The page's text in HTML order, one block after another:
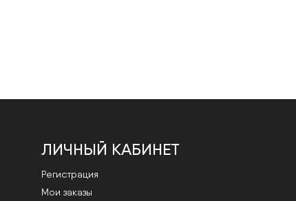
ЛИЧНЫЙ КАБИНЕТ
Регистрация
Мои заказы